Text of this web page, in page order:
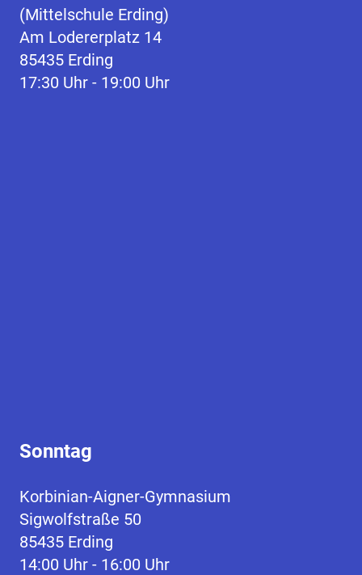
(Mittelschule Erding)
Am Lodererplatz 14
85435 Erding
17:30 Uhr - 19:00 Uhr
Sonntag
Korbinian-Aigner-Gymnasium
Sigwolfstraße 50
85435 Erding
14:00 Uhr - 16:00 Uhr